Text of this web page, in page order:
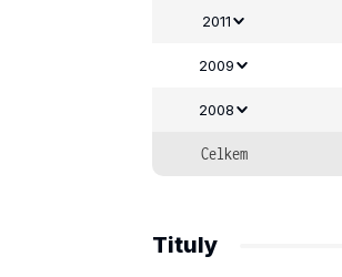
2011
2009
2008
Celkem
Tituly